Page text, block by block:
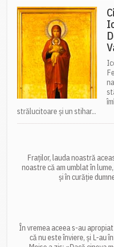
strălucitoare și un stihar...
Fraților, lauda noastră
noastre că am umblat în
și în curăție
În vremea aceea s-au
că nu este înviere, și L-au